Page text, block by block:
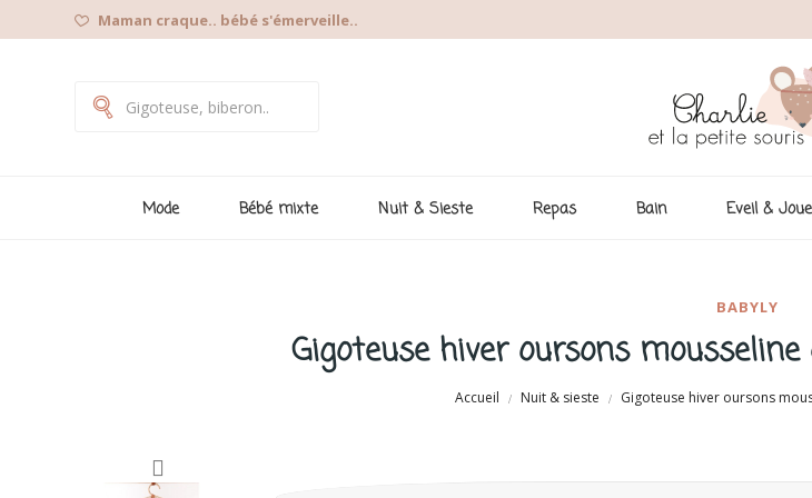
Maman craque.. bébé s'émerveille..
Mode Bébé mixte Nuit & Sieste Repas Bain Eveil &
BABYLY
Gigoteuse hiver oursons
Accueil Nuit & sieste Gigoteuse hiver oursons